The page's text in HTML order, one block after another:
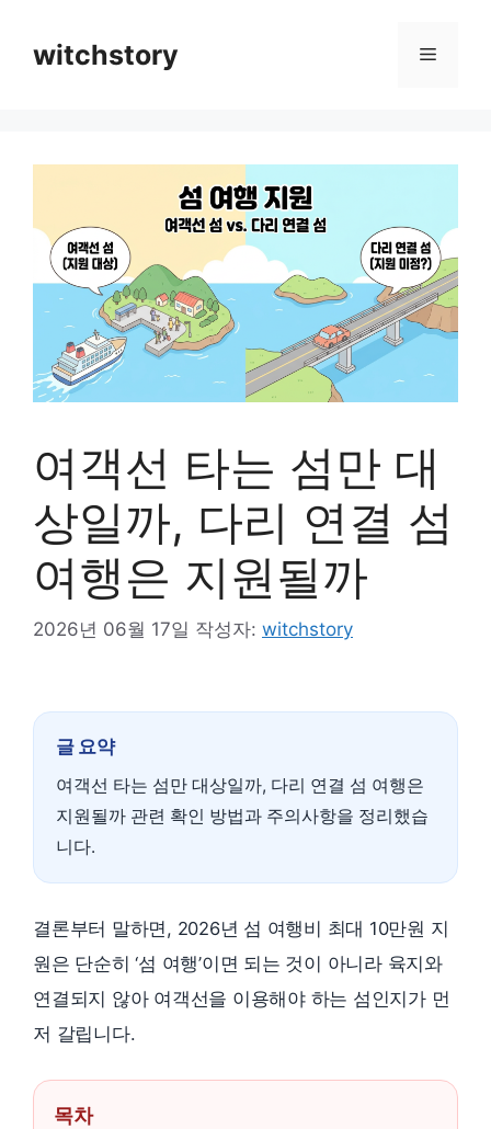
witchstory 메
여객선 타는 섬만 대
상일까, 다리 연결 섬
여행은 지원될까
2026년 06월 17일 작성자: witchstory
글 요약
여객선 타는 섬만 대상일까, 다리 연결 섬 여행은
지원될까 관련 확인 방법과 주의사항을 정리했습
니다.
결론부터 말하면, 2026년 섬 여행비 최대 10만원 지
원은 단순히 ‘섬 여행’이면 되는 것이 아니라 육지와
연결되지 않아 여객선을 이용해야 하는 섬인지가 먼
저 갈립니다.
목차